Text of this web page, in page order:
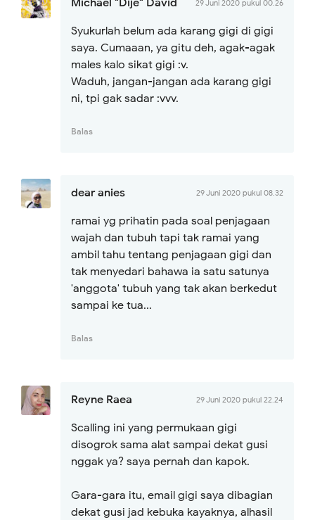
Michael "Dije" David 29 Juni 2020 pukul 00.26
Syukurlah belum ada karang gigi di gigi
saya. Cumaaan, ya gitu deh, agak-agak
males kalo sikat gigi :v.
Waduh, jangan-jangan ada karang gigi
ni, tpi gak sadar :vvv.
Balas
dear anies 29 Juni 2020 pukul 08.32
ramai yg prihatin pada soal penjagaan
wajah dan tubuh tapi tak ramai yang
ambil tahu tentang penjagaan gigi dan
tak menyedari bahawa ia satu satunya
'anggota' tubuh yang tak akan berkedut
sampai ke tua...
Balas
Reyne Raea 29 Juni 2020 pukul 22.24
Scalling ini yang permukaan gigi
disogrok sama alat sampai dekat gusi
nggak ya? saya pernah dan kapok.
Gara-gara itu, email gigi saya dibagian
dekat gusi jad kebuka kayaknya, alhasil